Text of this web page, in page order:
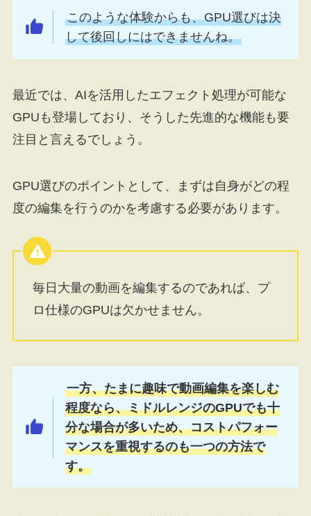
このような体験からも、GPU選びは決
して後回しにはできませんね。
最近では、AIを活用したエフェクト処理が可能な
GPUも登場しており、そうした先進的な機能も要
注目と言えるでしょう。
GPU選びのポイントとして、まずは自身がどの程
度の編集を行うのかを考慮する必要があります。
毎日大量の動画を編集するのであれば、プ
ロ仕様のGPUは欠かせません。
一方、たまに趣味で動画編集を楽しむ
程度なら、ミドルレンジのGPUでも十
分な場合が多いため、コストパフォー
マンスを重視するのも一つの方法で
す。